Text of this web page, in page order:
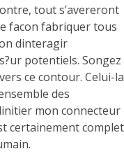
tout s’avereront
facon fabriquer tous
dinteragir
potentiels. Songez
ce contour. Celui-la
des
mon connecteur
certainement complet